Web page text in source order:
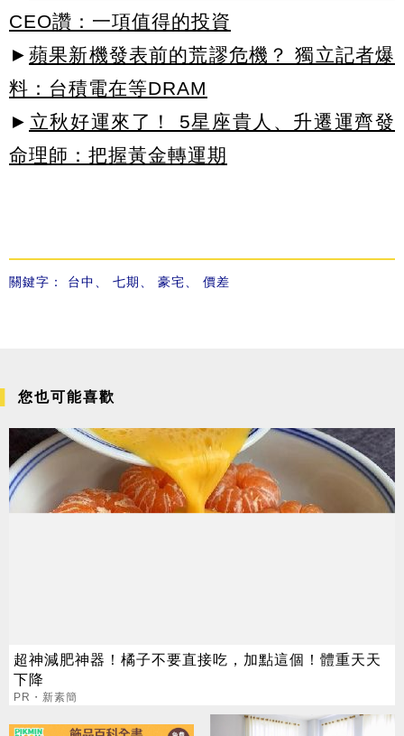
CEO讚：一項值得的投資
► 蘋果新機發表前的荒謬危機？ 獨立記者爆
料：台積電在等DRAM
► 立秋好運來了！ 5星座貴人、升遷運齊發
命理師：把握黃金轉運期
關鍵字： 台中、 七期、 豪宅、 價差
您也可能喜歡
超神減肥神器！橘子不要直接吃，加點這個！體重天天
下降
PR・新素簡